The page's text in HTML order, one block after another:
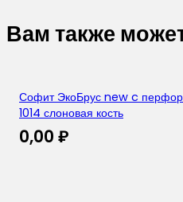
Вам также
Софит ЭкоБрус new c
1014 слоновая кость
0,00 ₽